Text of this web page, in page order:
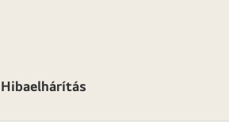
Hibaelhárítás